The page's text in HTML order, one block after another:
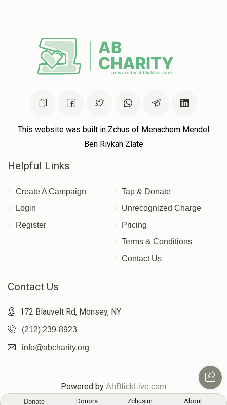
This website was built in Zchus of Menachem Mendel
Ben Rivkah Zlate
Helpful Links
Create A Campaign
Login
Register
Tap & Donate
Unrecognized Charge
Pricing
Terms & Conditions
Contact Us
Contact Us
172 Blauvelt Rd, Monsey, NY
(212) 239-8923
info@abcharity.org
Powered by AhBlickLive.com
Donate Donors Zchusim About